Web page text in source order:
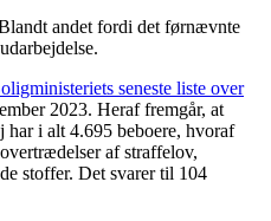
andet fordi det førnævnte
seneste liste over
2023. Heraf fremgår, at
har i alt 4.695 beboere, hvoraf
af straffelov,
stoffer. Det svarer til 104